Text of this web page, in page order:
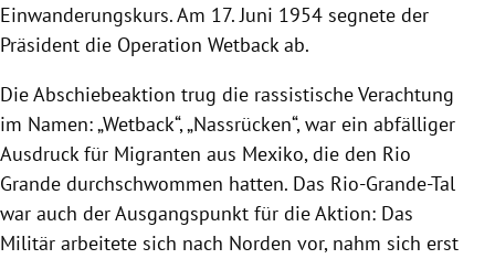
Einwanderungskurs. Am 17. Juni 1954 segnete der
Präsident die Operation Wetback ab.
Die Abschiebeaktion trug die rassistische Verachtung
im Namen: „Wetback“, „Nassrücken“, war ein abfälliger
Ausdruck für Migranten aus Mexiko, die den Rio
Grande durchschwommen hatten. Das Rio-Grande-Tal
war auch der Ausgangspunkt für die Aktion: Das
Militär arbeitete sich nach Norden vor, nahm sich erst